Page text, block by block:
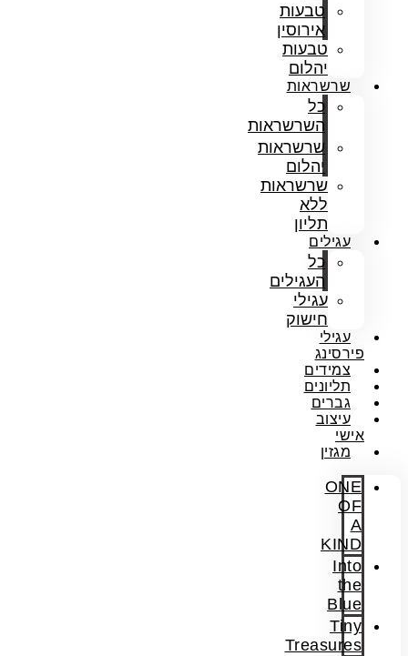
טבעות
אירוסין
טבעות
יהלום
שרשראות
כל
השרשראות
שרשראות
יהלום
שרשראות
ללא
תליון
עגילים
כל
העגילים
עגילי
חישוק
עגילי
פירסינג
צמידים
תליונים
גברים
עיצוב
אישי
מגזין
ONE
OF
A
KIND
Into
the
Blue
Tiny
Treasures